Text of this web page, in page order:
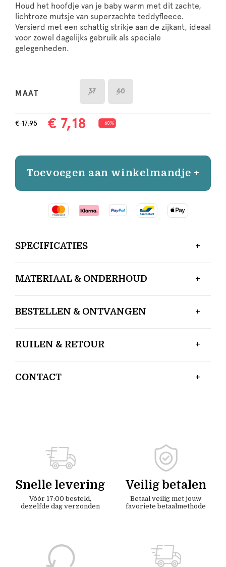
Houd het hoofdje van je baby warm met dit zachte,
lichtroze mutsje van superzachte teddyfleece.
Versierd met een schattig strikje aan de zijkant, ideaal
voor zowel dagelijks gebruik als speciale
gelegenheden.
MAAT 37 40
€ 17,95 € 7,18 - 60%
Toevoegen aan winkelmandje +
SPECIFICATIES
MATERIAAL & ONDERHOUD
BESTELLEN & ONTVANGEN
RUILEN & RETOUR
CONTACT
Snelle levering
Vóór 17:00 besteld,
dezelfde dag verzonden
Veilig betalen
Betaal veilig met jouw
favoriete betaalmethode